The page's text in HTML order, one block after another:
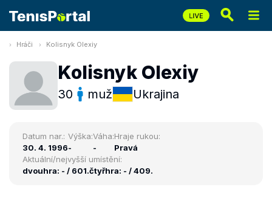
Hráči Kolisnyk Olexiy
Kolisnyk Olexiy
30 muž Ukrajina
Datum nar.:
30. 4. 1996
Výška:
-
Váha:
-
Hraje rukou:
Pravá
Aktuální/nejvyšší umístění:
dvouhra: - / 601.čtyřhra: - / 409.